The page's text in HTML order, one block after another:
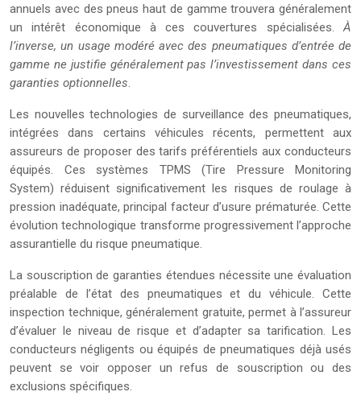
annuels avec des pneus haut de gamme trouvera généralement
un intérêt économique à ces couvertures spécialisées.À
l’inverse, un usage modéré avec des pneumatiques d’entrée de
gamme ne justifie généralement pas l’investissement dans ces
garanties optionnelles.
Les nouvelles technologies de surveillance des pneumatiques,
intégrées dans certains véhicules récents, permettent aux
assureurs de proposer des tarifs préférentiels aux conducteurs
équipés. Ces systèmes TPMS (Tire Pressure Monitoring
System) réduisent significativement les risques de roulage à
pression inadéquate, principal facteur d’usure prématurée. Cette
évolution technologique transforme progressivement l’approche
assurantielle du risque pneumatique.
La souscription de garanties étendues nécessite une évaluation
préalable de l’état des pneumatiques et du véhicule. Cette
inspection technique, généralement gratuite, permet à l’assureur
d’évaluer le niveau de risque et d’adapter sa tarification. Les
conducteurs négligents ou équipés de pneumatiques déjà usés
peuvent se voir opposer un refus de souscription ou des
exclusions spécifiques.